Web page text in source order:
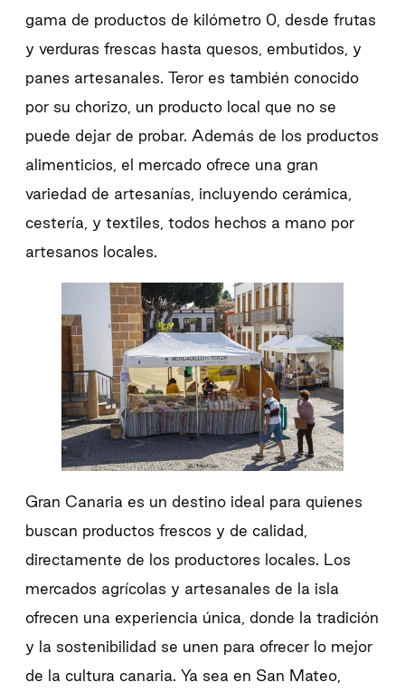
gama de productos de kilómetro 0, desde frutas
y verduras frescas hasta quesos, embutidos, y
panes artesanales. Teror es también conocido
por su chorizo, un producto local que no se
puede dejar de probar. Además de los productos
alimenticios, el mercado ofrece una gran
variedad de artesanías, incluyendo cerámica,
cestería, y textiles, todos hechos a mano por
artesanos locales.
Gran Canaria es un destino ideal para quienes
buscan productos frescos y de calidad,
directamente de los productores locales. Los
mercados agrícolas y artesanales de la isla
ofrecen una experiencia única, donde la tradición
y la sostenibilidad se unen para ofrecer lo mejor
de la cultura canaria. Ya sea en San Mateo,